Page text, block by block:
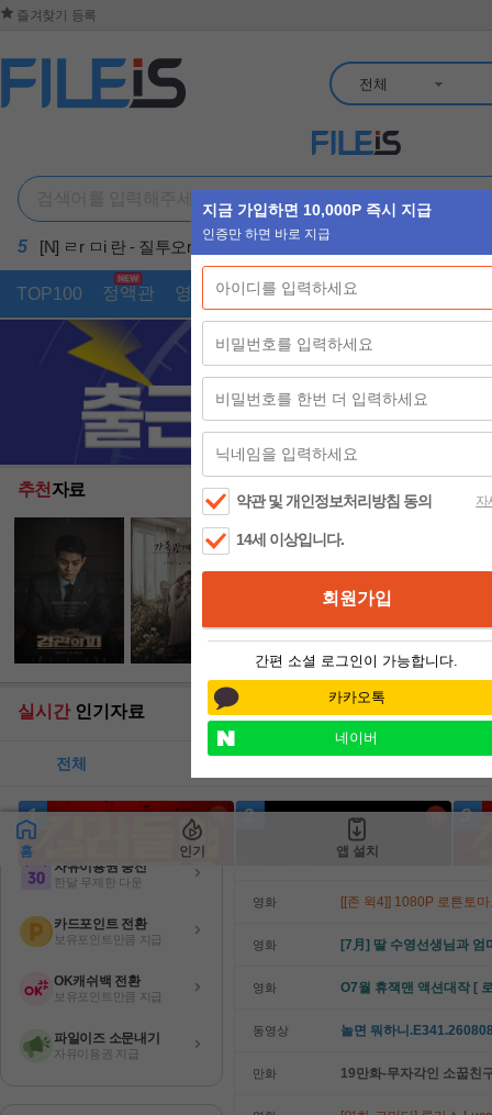
즐겨찾기 등록
전체
게임 애니
아이디 저장
무료 회원가입
카카오
다운로드 수동설치
자유이용권 충전
한달 무제한 다운
카드포인트 전환
보유포인트만큼 지급
OK캐쉬백 전환
보유포인트만큼 지급
파일이즈 소문내기
자유이용권 지급
실시간 지금 핫한
영화 3월 [공식자막] 다시 시작
영화 [군체] 진화하는 괴물들,
영화 피카소 트리거 (Picasso
[고전]
영화 [프로젝트 Y]FHD 화려한
[영화-드라마] 아쿠아리
[럭키 스트라이크] 제 2차
영화
[고전] 러닝 맨.The
영화 [[존 윅4]] 1080P 로튼토
영화 [7月] 딸 수영선생님과 엄
영화 O7월 휴잭맨 액션대작 [
동영상 놀면 뭐하니
만화 19만화-무자각인 소꿉친